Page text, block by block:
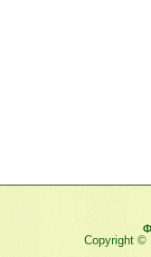
Copyright ©